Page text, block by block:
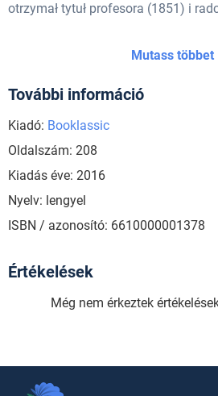
otrzymał tytuł profesora (1851) i
Mutass többet
További információ
Kiadó: Booklassic
Oldalszám: 208
Kiadás éve: 2016
Nyelv: lengyel
ISBN / azonosító: 6610000001378
Értékelések
Még nem érkeztek